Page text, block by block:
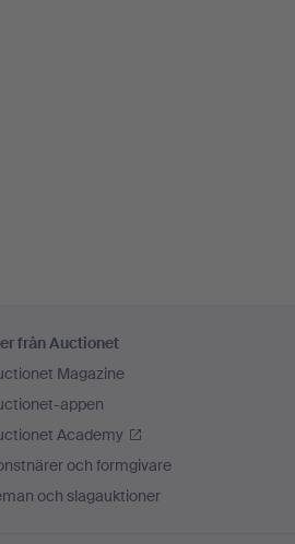
från Auctionet
Magazine
appen
Academy
och formgivare
och slagauktioner